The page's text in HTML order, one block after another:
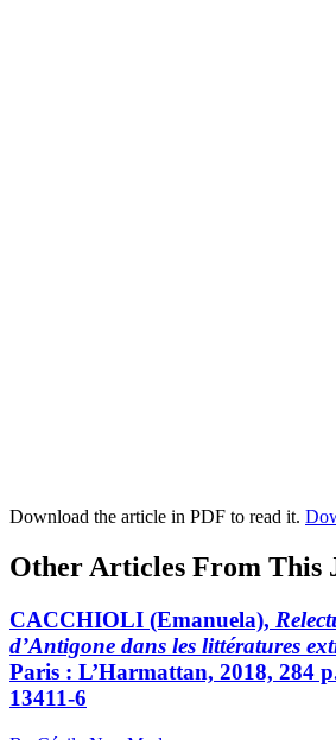
Download the article in PDF to read it.
Other Articles From This
CACCHIOLI (Emanuela),
d’Antigone dans les littératures
Paris : L’Harmattan, 2018, 284
13411-6